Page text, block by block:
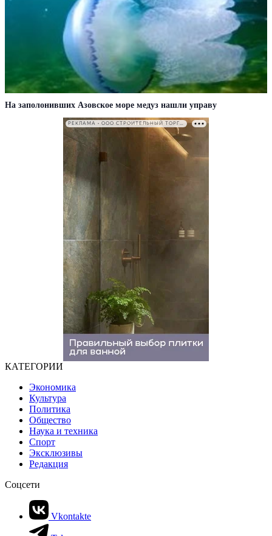
На заполонивших Азовское море медуз нашли управу
РЕКЛАМА • ООО СТРОИТЕЛЬНЫЙ ТОРГОВЫЙ ДОМ «ПЕТРОВИЧ». ИНН: 7802348846
КАТЕГОРИИ
Экономика
Культура
Политика
Общество
Наука и техника
Спорт
Эксклюзивы
Редакция
Соцсети
Vkontakte